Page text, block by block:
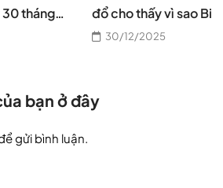
30 tháng
đổ cho thấy vì sao
cần thiết, theo CEO
30/12/2025
bạn ở đây
gửi bình luận.